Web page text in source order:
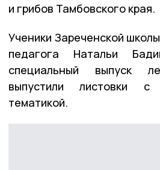
и грибов Тамбовского края.
Ученики Зареченской
педагога Натальи
специальный выпуск
выпустили листовки с
тематикой.